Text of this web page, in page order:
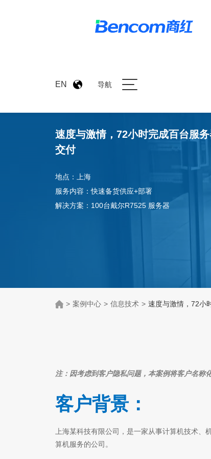
EN 导航
速度与激情，72小时完成百台服
交付
地点：上海
服务内容：快速备货供应+部署
解决方案：100台戴尔R7525 服务器
> 案例中心 > 信息技术 > 速度与激情，72小
注：因考虑到客户隐私问题，本案例将客户名称
客户背景：
上海某科技有限公司，是一家从事计算机技术
算机服务的公司。